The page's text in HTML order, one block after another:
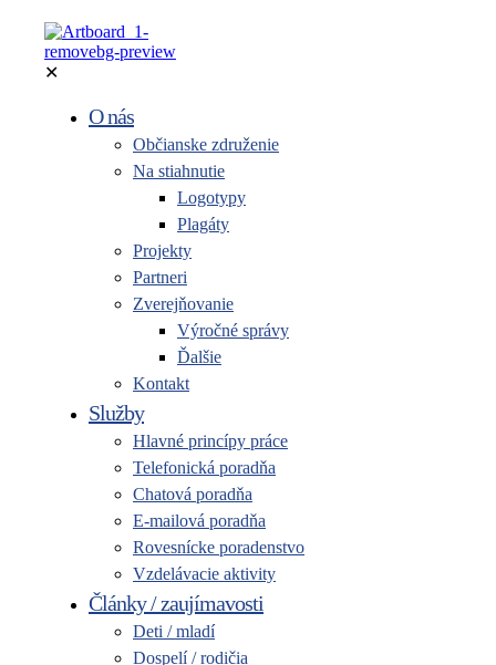
✕
O nás
Občianske združenie
Na stiahnutie
Logotypy
Plagáty
Projekty
Partneri
Zverejňovanie
Výročné správy
Ďalšie
Kontakt
Služby
Hlavné princípy práce
Telefonická poradňa
Chatová poradňa
E-mailová poradňa
Rovesnícke poradenstvo
Vzdelávacie aktivity
Články / zaujímavosti
Deti / mladí
Dospelí / rodičia